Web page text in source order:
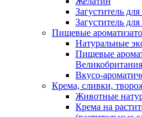
Загуститель
Загуститель
Пищевые
Натуральные
Пищевые
Великобритания
Вкусо-
Крема, сливки,
Животные
Крема на